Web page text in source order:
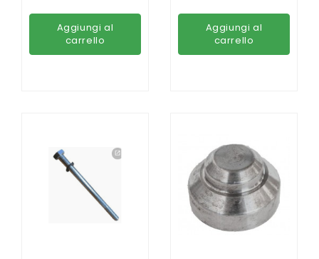
Aggiungi al
carrello
Aggiungi al
carrello